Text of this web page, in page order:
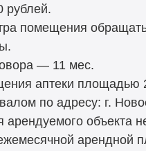
рублей.
помещения
— 11 мес.
аптеки
по адресу: г.
арендуемого объекта
арендной